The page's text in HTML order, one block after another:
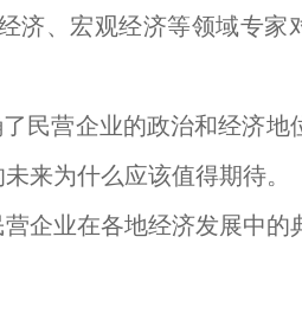
济、宏观经济等领域专家
民营企业的政治和经济地
来为什么应该值得期待。
企业在各地经济发展中的